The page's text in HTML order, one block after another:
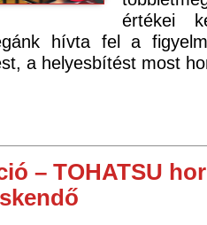
értékei
hívta fel a
a helyesbítést most
– TOHATSU